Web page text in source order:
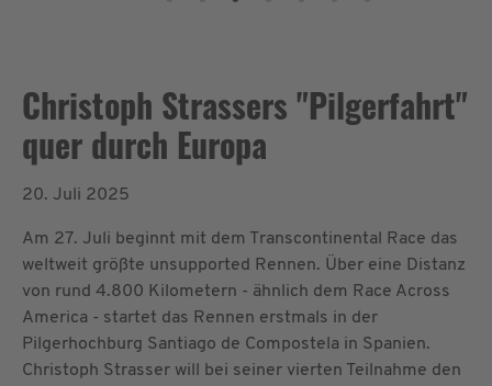
Christoph Strassers "Pilgerfahrt"
quer durch Europa
20. Juli 2025
Am 27. Juli beginnt mit dem Transcontinental Race das
weltweit größte unsupported Rennen. Über eine Distanz
von rund 4.800 Kilometern - ähnlich dem Race Across
America - startet das Rennen erstmals in der
Pilgerhochburg Santiago de Compostela in Spanien.
Christoph Strasser will bei seiner vierten Teilnahme den